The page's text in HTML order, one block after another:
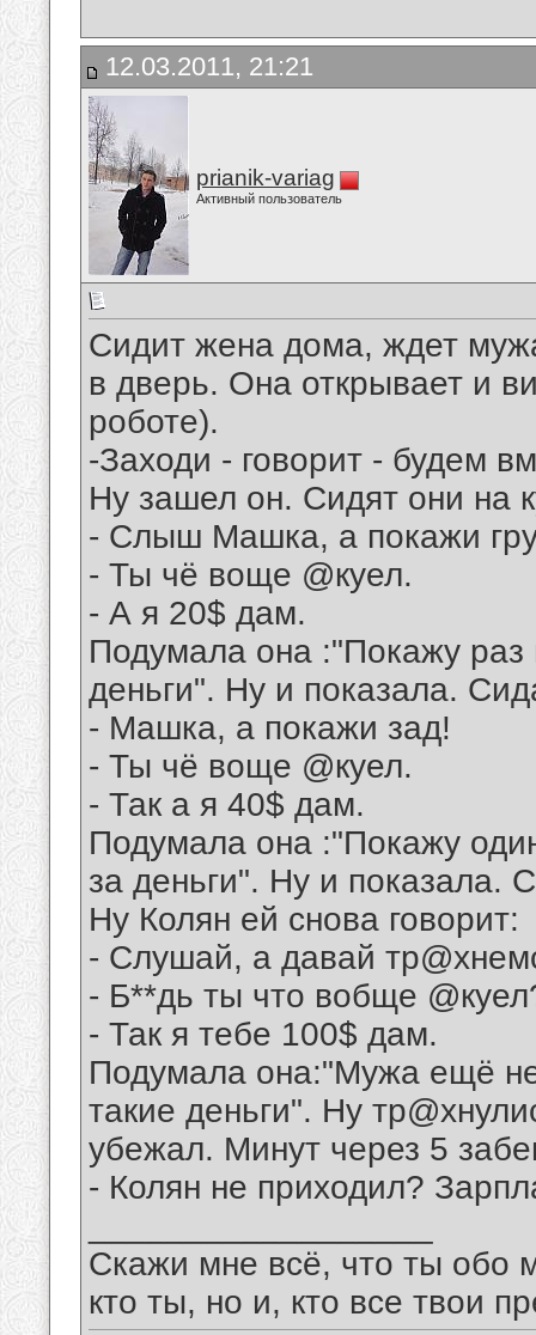
12.03.2011, 21:21
prianik-variag
Активный пользователь
Сидит жена дома, ждет
в дверь. Она открывает и
роботе).
-Заходи - говорит - будем
Ну зашел он. Сидят они на
- Слыш Машка, а покажи
- Ты чё воще @куел.
- А я 20$ дам.
Подумала она :"Покажу раз
деньги". Ну и показала.
- Машка, а покажи зад!
- Ты чё воще @куел.
- Так а я 40$ дам.
Подумала она :"Покажу
за деньги". Ну и показала.
Ну Колян ей снова говорит:
- Слушай, а давай
- Б**дь ты что вобще
- Так я тебе 100$ дам.
Подумала она:"Мужа ещё
такие деньги". Ну
убежал. Минут через 5
- Колян не приходил?
Скажи мне всё, что ты обо
кто ты, но и, кто все твои